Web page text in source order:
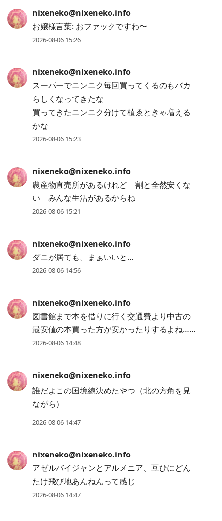
nixeneko@nixeneko.info
お嬢様言葉: おファックですわ〜
2026-08-06 15:26
nixeneko@nixeneko.info
スーパーでニンニク毎回買ってくるのもバカ
らしくなってきたな
買ってきたニンニク分けて植ゑときゃ増える
かな
2026-08-06 15:23
nixeneko@nixeneko.info
農産物直売所があるけれど 割と全然安くな
い みんな生活があるからね
2026-08-06 15:21
nixeneko@nixeneko.info
ダニが居ても、まぁいいと…
2026-08-06 14:56
nixeneko@nixeneko.info
図書館まで本を借りに行く交通費より中古の
最安値の本買った方が安かったりするよね……
2026-08-06 14:48
nixeneko@nixeneko.info
誰だよこの国境線決めたやつ（北の方角を見
ながら）
2026-08-06 14:47
nixeneko@nixeneko.info
アゼルバイジャンとアルメニア、互ひにどん
たけ飛び地あんねんって感じ
2026-08-06 14:47